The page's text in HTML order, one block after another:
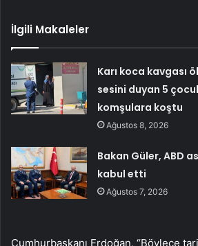
İlgili Makaleler
Karı koca kavgası
sesini duyan 5 çocuk
komşulara koştu
Ağustos 8, 2026
Bakan Güler, ABD
kabul etti
Ağustos 7, 2026
Cumhurbaşkanı Erdoğan, “Böylece